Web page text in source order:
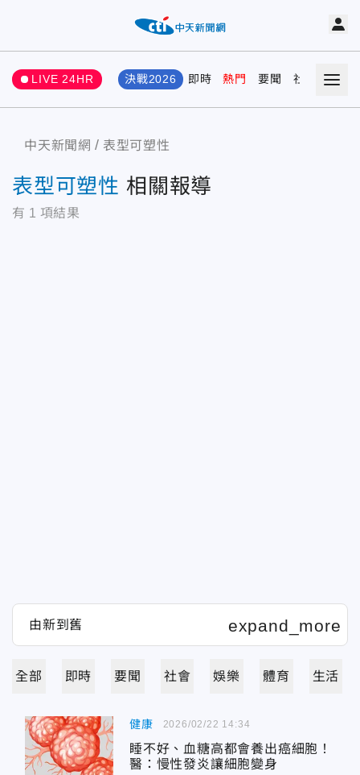
LIVE 24HR 決戰2026 即時 熱門 要聞 社會 娛樂
中天新聞網 表型可塑性
表型可塑性 相關報導
有 1 項結果
全部 即時 要聞 社會 娛樂 體育 生活
健康
睡不好、血糖高都會養出癌細胞！
醫：慢性發炎讓細胞變身
2026/02/22 14:34